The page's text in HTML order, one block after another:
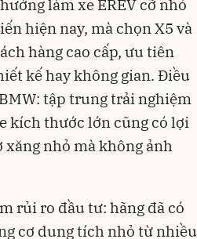
làm xe EREV cỡ nhỏ
hiện nay, mà chọn X5 và
hàng cao cấp, ưu tiên
kế hay không gian. Điều
tập trung trải nghiệm
kích thước lớn cũng có lợi
nhỏ mà không ảnh
rủi ro đầu tư: hãng đã có
cơ dung tích nhỏ từ nhiều